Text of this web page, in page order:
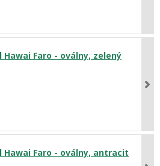
Faro - oválny, zelený
Hawai Faro - oválny, antracit